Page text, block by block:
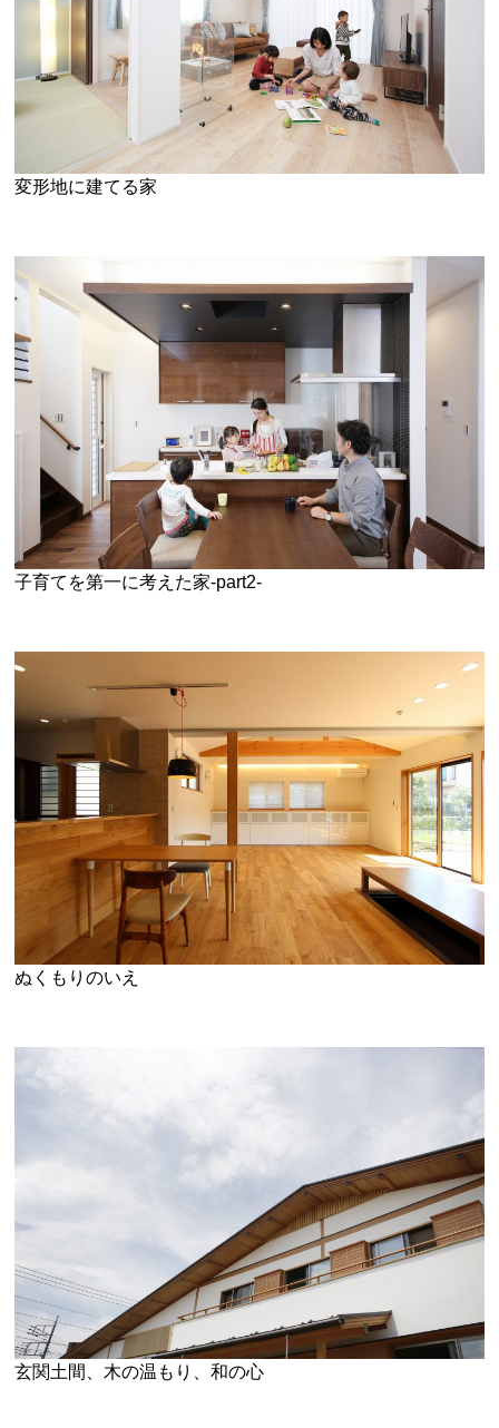
変形地に建てる家
子育てを第一に考えた家-part2-
ぬくもりのいえ
玄関土間、木の温もり、和の心